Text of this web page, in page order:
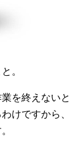
。
を終えないと
けですから、